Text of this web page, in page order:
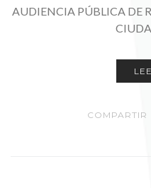
AUDIENCIA PÚBLICA DE
COMPARTIR